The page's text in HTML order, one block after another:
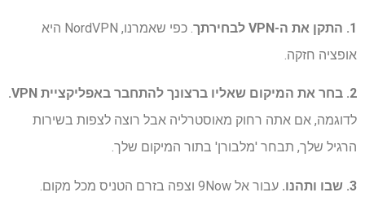
1. התקן את ה-VPN לבחירתך
. כפי שאמרנו, NordVPN היא
אופציה חזקה.
2. בחר את המיקום שאליו ברצונך להתחבר באפליקציית VPN.
לדוגמה, אם אתה רחוק מאוסטרליה אבל רוצה לצפות בשירות
הרגיל שלך, תבחר 'מלבורן' בתור המיקום שלך.
3. שבו ותהנו. עבור אל 9Now וצפה בזרם הטניס מכל מקום.